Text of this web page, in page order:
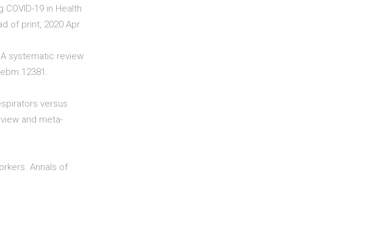
19 in Health
of print, 2020 Apr
systematic review
versus
and meta-
Annals of